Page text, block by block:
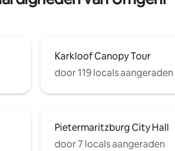
Karkloof Canopy Tour
door 119 locals aangeraden
Pietermaritzburg City Hall
door 7 locals aangeraden